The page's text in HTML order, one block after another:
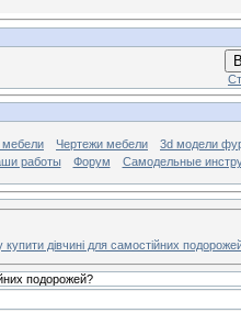
мебели Чертежи мебели
3d модели
работы Форум Самодельные
купити дівчині для самостійних
подорожей?